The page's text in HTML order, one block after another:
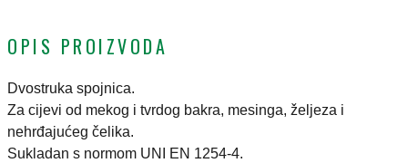
OPIS PROIZVODA
Dvostruka spojnica.
Za cijevi od mekog i tvrdog bakra, mesinga, željeza i
nehrđajućeg čelika.
Sukladan s normom UNI EN 1254-4.